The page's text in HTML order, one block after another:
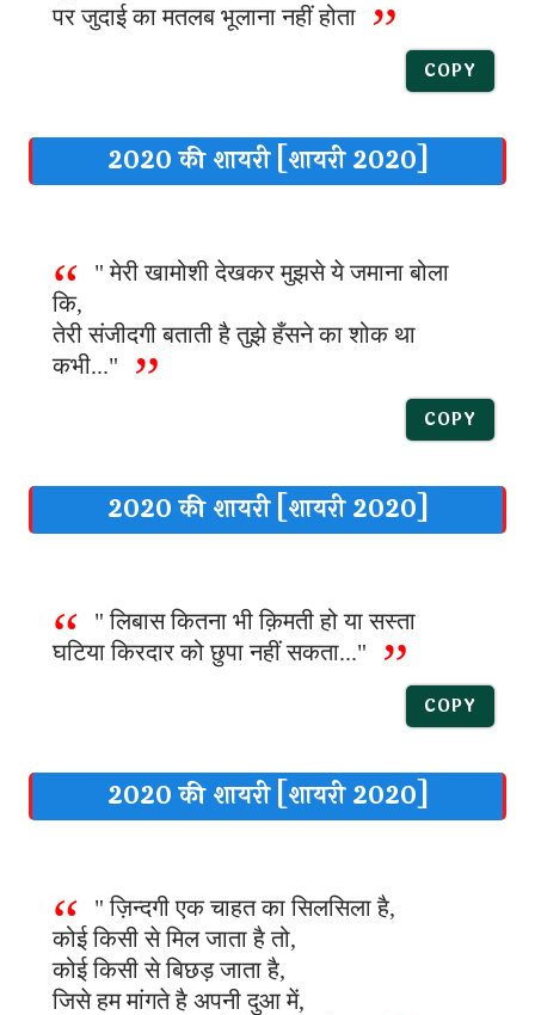
पर जुदाई का मतलब भूलाना नहीं होता
COPY
2020 की शायरी [शायरी 2020]
" मेरी खामोशी देखकर मुझसे ये जमाना बोला
कि,
तेरी संजीदगी बताती है तुझे हँसने का शोक था
कभी..."
COPY
2020 की शायरी [शायरी 2020]
" लिबास कितना भी क़िमती हो या सस्ता
घटिया किरदार को छुपा नहीं सकता..."
COPY
2020 की शायरी [शायरी 2020]
" ज़िन्दगी एक चाहत का सिलसिला है,
कोई किसी से मिल जाता है तो,
कोई किसी से बिछड़ जाता है,
जिसे हम मांगते है अपनी दुआ में,